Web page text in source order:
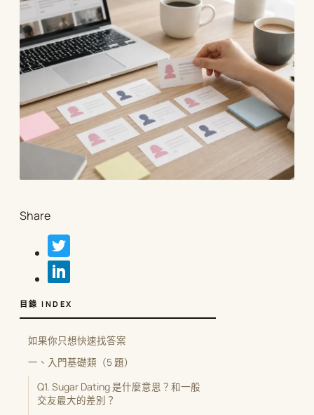
Share
目錄 INDEX
如果你只想快速找答案
一、入門基礎類（5 題）
Q1. Sugar Dating 是什麼意思？和一般
交友最大的差別？